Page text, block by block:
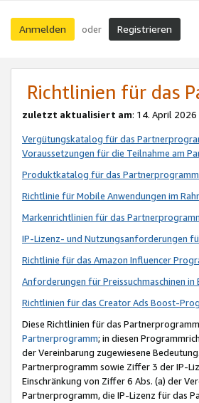
Anmelden oder Registrieren
Richtlinien für das
zuletzt aktualisiert am: 14. April
Vergütungskatalog für das
Voraussetzungen für die Teilnahme am
Produktkatalog für das Partnerprogramm
Richtlinie für Mobile Anwendungen im
Markenrichtlinien für das
IP-Lizenz- und Nutzungsanforderungen
Richtlinie für das Amazon Influencer
Anforderungen für Preissuchmaschinen
Richtlinien für das Creator Ads Boost-
Diese Richtlinien für das
Partnerprogramm; in diesen
der Vereinbarung zugewiesene
Partnerprogramm sowie Ziffer 3 der IP-
Einschränkung von Ziffer 6 Abs. (a) der
Partnerprogramm, die IP-Lizenz für das